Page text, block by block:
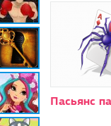
Пасьянс